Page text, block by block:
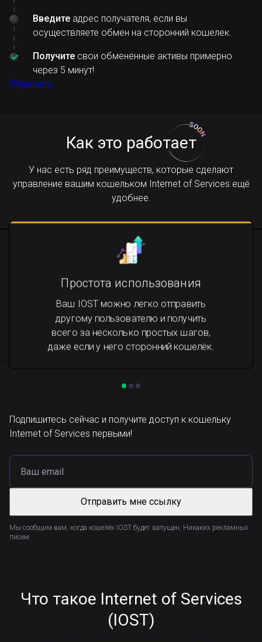
Введите адрес получателя, если вы
осуществляете обмен на сторонний кошелек.
Получите свои обмененные активы примерно
через 5 минут!
Обменять
Как это работает
У нас есть ряд преимуществ, которые сделают
управление вашим кошельком Internet of Services ещё
удобнее.
Простота использования
Ваш IOST можно легко отправить
другому пользователю и получить
всего за несколько простых шагов,
даже если у него сторонний кошелёк.
Подпишитесь сейчас и получите доступ к кошельку
Internet of Services первыми!
Отправить мне ссылку
Мы сообщим вам, когда кошелёк IOST будет запущен. Никаких рекламных
писем.
Что такое Internet of Services
(IOST)